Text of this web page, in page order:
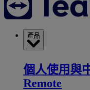
產品
個人使用與
Remote